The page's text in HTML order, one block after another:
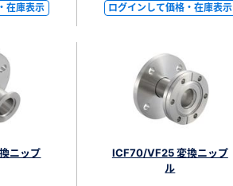
在庫表示 ログインして価格・在庫表示
ニップ
ICF70/VF25 変換ニップ
ル